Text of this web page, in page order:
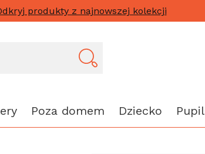
produkty z najnowszej kolekcji
Poza domem Dziecko Pupil